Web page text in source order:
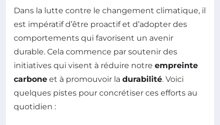
Dans la lutte contre le changement climatique, il
est impératif d’être proactif et d’adopter des
comportements qui favorisent un avenir
durable. Cela commence par soutenir des
initiatives qui visent à réduire notre empreinte
carbone et à promouvoir la durabilité. Voici
quelques pistes pour concrétiser ces efforts au
quotidien :